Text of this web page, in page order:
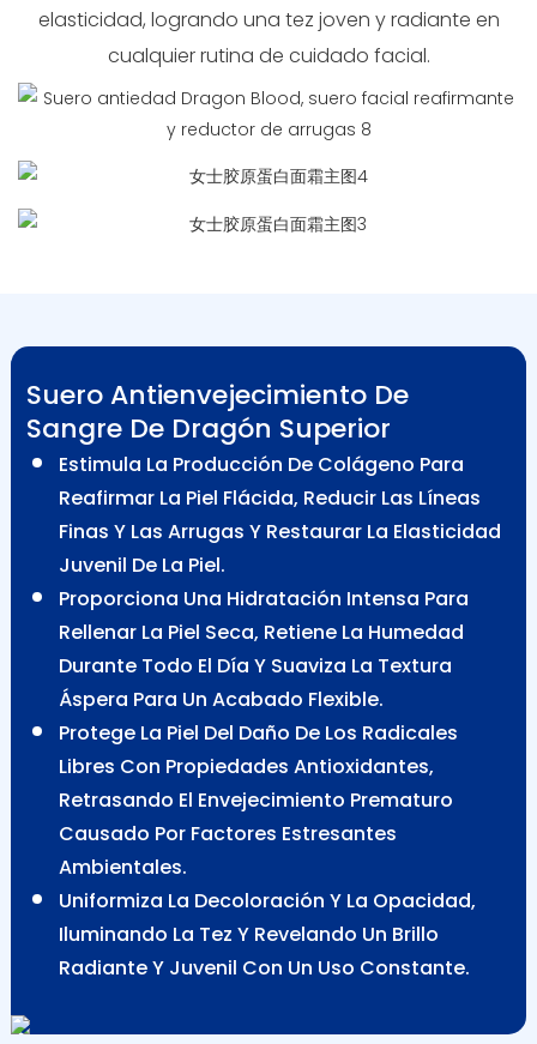
elasticidad, logrando una tez joven y radiante en
cualquier rutina de cuidado facial.
Suero Antienvejecimiento De
Sangre De Dragón Superior
Estimula La Producción De Colágeno Para
Reafirmar La Piel Flácida, Reducir Las Líneas
Finas Y Las Arrugas Y Restaurar La Elasticidad
Juvenil De La Piel.
Proporciona Una Hidratación Intensa Para
Rellenar La Piel Seca, Retiene La Humedad
Durante Todo El Día Y Suaviza La Textura
Áspera Para Un Acabado Flexible.
Protege La Piel Del Daño De Los Radicales
Libres Con Propiedades Antioxidantes,
Retrasando El Envejecimiento Prematuro
Causado Por Factores Estresantes
Ambientales.
Uniformiza La Decoloración Y La Opacidad,
Iluminando La Tez Y Revelando Un Brillo
Radiante Y Juvenil Con Un Uso Constante.